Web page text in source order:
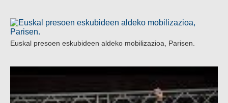
Euskal presoen eskubideen aldeko mobilizazioa, Parisen.